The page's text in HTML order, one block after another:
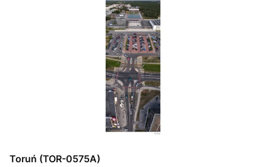
Toruń (TOR-0575A)